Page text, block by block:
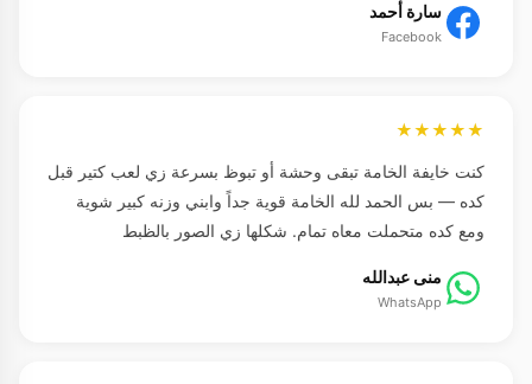
سارة أحمد
Facebook
★★★★★
كنت خايفة الخامة تبقى وحشة أو تبوظ بسرعة زي لعب كتير قبل
كده — بس الحمد لله الخامة قوية جداً وابني وزنه كبير شوية
ومع كده متحملت معاه تمام. شكلها زي الصور بالظبط
منى عبدالله
WhatsApp